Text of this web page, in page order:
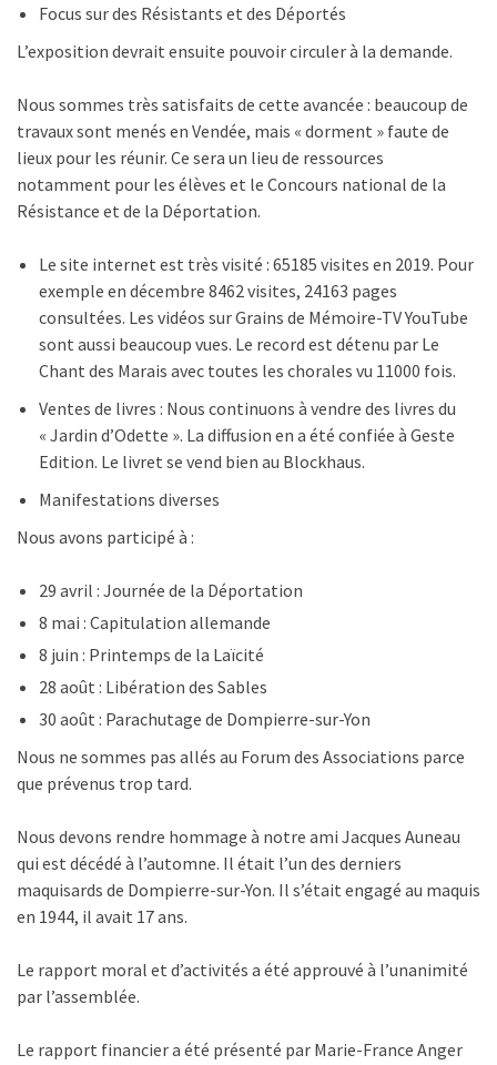
Focus sur des Résistants et des Déportés
L’exposition devrait ensuite pouvoir circuler à la demande.
Nous sommes très satisfaits de cette avancée : beaucoup de
travaux sont menés en Vendée, mais « dorment » faute de
lieux pour les réunir. Ce sera un lieu de ressources
notamment pour les élèves et le Concours national de la
Résistance et de la Déportation.
Le site internet est très visité : 65185 visites en 2019. Pour
exemple en décembre 8462 visites, 24163 pages
consultées. Les vidéos sur Grains de Mémoire-TV YouTube
sont aussi beaucoup vues. Le record est détenu par Le
Chant des Marais avec toutes les chorales vu 11000 fois.
Ventes de livres : Nous continuons à vendre des livres du
« Jardin d’Odette ». La diffusion en a été confiée à Geste
Edition. Le livret se vend bien au Blockhaus.
Manifestations diverses
Nous avons participé à :
29 avril : Journée de la Déportation
8 mai : Capitulation allemande
8 juin : Printemps de la Laïcité
28 août : Libération des Sables
30 août : Parachutage de Dompierre-sur-Yon
Nous ne sommes pas allés au Forum des Associations parce
que prévenus trop tard.
Nous devons rendre hommage à notre ami Jacques Auneau
qui est décédé à l’automne. Il était l’un des derniers
maquisards de Dompierre-sur-Yon. Il s’était engagé au maquis
en 1944, il avait 17 ans.
Le rapport moral et d’activités a été approuvé à l’unanimité
par l’assemblée.
Le rapport financier a été présenté par Marie-France Anger